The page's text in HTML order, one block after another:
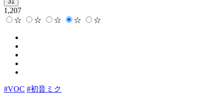
1,207
☆
☆ ☆ ☆ ☆
#VOC #初音ミク